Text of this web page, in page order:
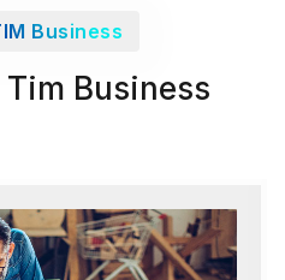
Business
Business